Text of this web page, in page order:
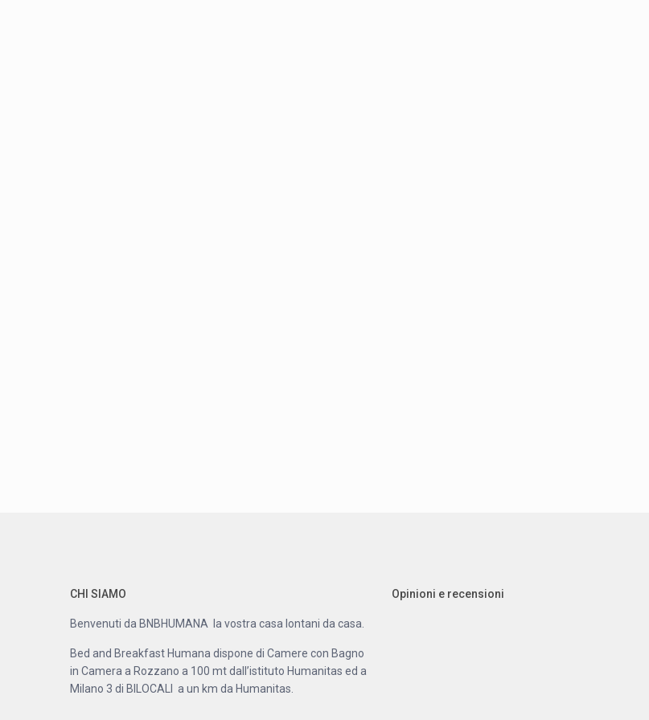
CHI SIAMO
Benvenuti da BNBHUMANA la vostra casa lontani da casa.
Bed and Breakfast Humana dispone di Camere con Bagno
in Camera a Rozzano a 100 mt dall’istituto Humanitas ed a
Milano 3 di BILOCALI a un km da Humanitas.
Opinioni e recensioni